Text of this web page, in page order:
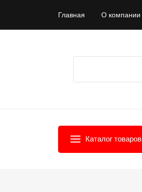
Главная О компании
Каталог товаров